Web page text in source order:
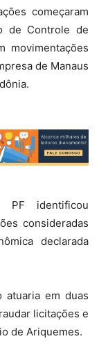
começaram
de Controle de
movimentações
de Manaus
identificou
consideradas
declarada
atuaria em duas
licitações e
de Ariquemes.